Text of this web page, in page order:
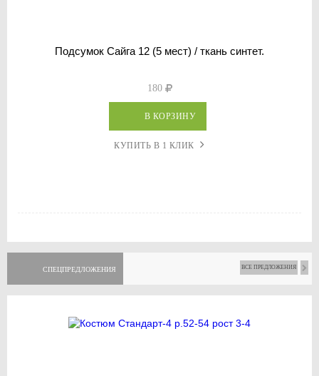
Подсумок Сайга 12 (5 мест) / ткань синтет.
180
В КОРЗИНУ
КУПИТЬ В 1 КЛИК
СПЕЦПРЕДЛОЖЕНИЯ ВСЕ ПРЕДЛОЖЕНИЯ